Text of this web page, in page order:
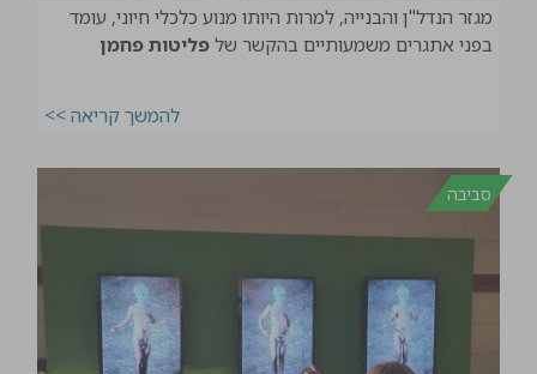
מגזר הנדל"ן והבנייה, למרות היותו מנוע כלכלי חיוני, עומד
בפני אתגרים משמעותיים בהקשר של פליטות פחמן
להמשך קריאה >>
סביבה